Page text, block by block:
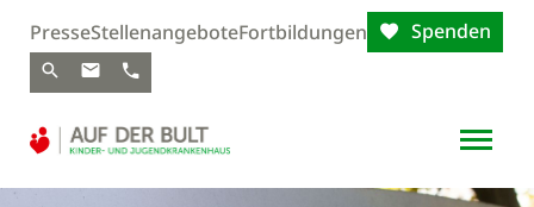
PresseStellenangeboteFortbildungen Spenden